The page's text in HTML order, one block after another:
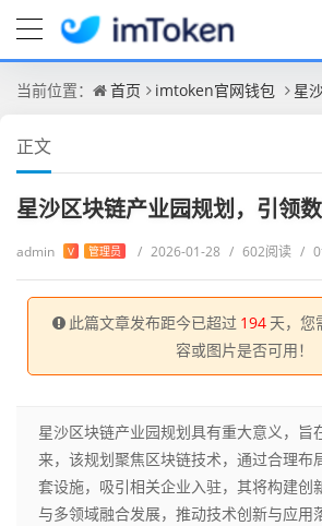
当前位置： 首页 imtoken官网钱包 星沙区
正文
星沙区块链产业园规划，引领
admin V 管理员 / 2026-01-28 / 602阅读 /
此篇文章发布距今已超过 194 天，您
容或图片是否可用！
星沙区块链产业园规划具有重大意义，旨
来，该规划聚焦区块链技术，通过合理布
套设施，吸引相关企业入驻，其将构建创
与多领域融合发展，推动技术创新与应用